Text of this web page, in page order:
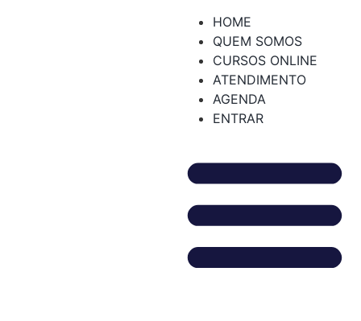
HOME
QUEM SOMOS
CURSOS ONLINE
ATENDIMENTO
AGENDA
ENTRAR